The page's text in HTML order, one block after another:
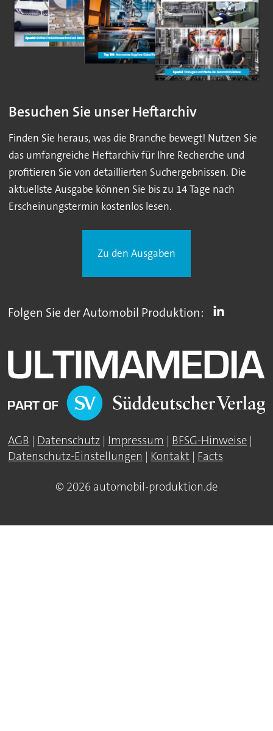
Besuchen Sie unser Heftarchiv
Finden Sie heraus, was die Branche bewegt! Nutzen Sie
das umfangreiche Heftarchiv für Ihre Recherche und
profitieren Sie von detaillierten Suchergebnissen. Die
aktuellste Ausgabe können Sie bis zu 14 Tage nach
Erscheinungstermin kostenlos lesen.
Zu den Ausgaben
Folgen Sie der Automobil Produktion:
AGB | Datenschutz | Impressum | BFSG-Hinweise |
Datenschutz-Einstellungen | Kontakt | Facts
© 2026 automobil-produktion.de